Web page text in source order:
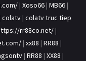
| Xoso66 | MB66 |
colatv | colatv truc tiep
rr88co.net/ |
| xx88 | RR88 |
| RR88 | XX88 |